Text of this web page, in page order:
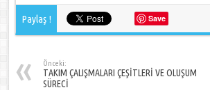
Paylaş ! Save
Önceki:
TAKIM ÇALIŞMALARI ÇEŞİTLERİ VE OLUŞUM
SÜRECİ